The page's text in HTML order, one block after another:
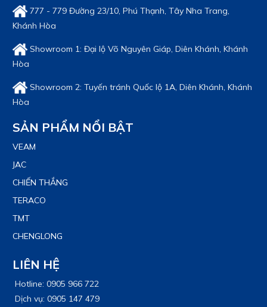
777 - 779 Đường 23/10, Phú Thạnh, Tây Nha Trang,
Khánh Hòa
Showroom 1: Đại lộ Võ Nguyên Giáp, Diên Khánh, Khánh
Hòa
Showroom 2: Tuyến tránh Quốc lộ 1A, Diên Khánh, Khánh
Hòa
SẢN PHẨM NỔI BẬT
VEAM
JAC
CHIẾN THẮNG
TERACO
TMT
CHENGLONG
LIÊN HỆ
Hotline: 0905 966 722
Dịch vụ: 0905 147 479